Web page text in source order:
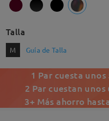
Talla
M Guía de Talla
1 Par cuesta unos
2 Par cuestan unos
3+ Más ahorro